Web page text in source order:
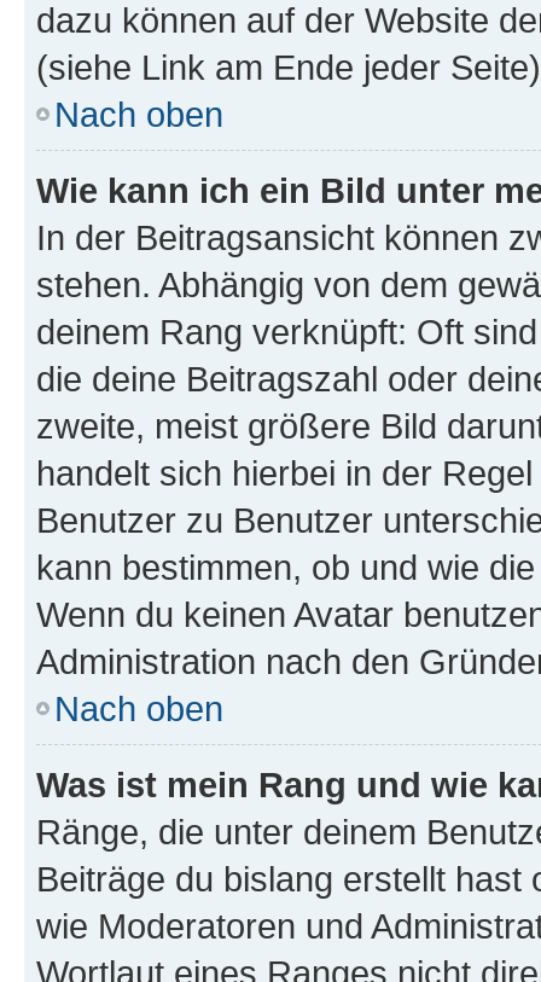
dazu können auf der Website
(siehe Link am Ende jeder
Nach oben
Wie kann ich ein Bild unter
In der Beitragsansicht können
stehen. Abhängig von dem
deinem Rang verknüpft: Oft
die deine Beitragszahl oder
zweite, meist größere Bild
handelt sich hierbei in der
Benutzer zu Benutzer
kann bestimmen, ob und wie
Wenn du keinen Avatar
Administration nach den
Nach oben
Was ist mein Rang und wie
Ränge, die unter deinem
Beiträge du bislang erstellt
wie Moderatoren und
Wortlaut eines Ranges nicht